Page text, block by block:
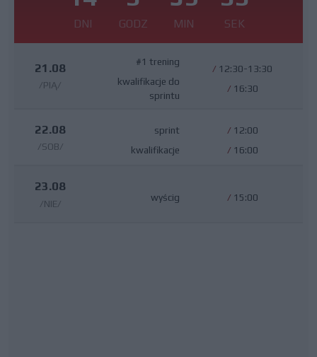
DNI GODZ MIN SEK
21.08
/PIĄ/
#1 trening
kwalifikacje do
sprintu
/ 12:30-13:30
/ 16:30
22.08
/SOB/
sprint
kwalifikacje
/ 12:00
/ 16:00
23.08
/NIE/
wyścig / 15:00